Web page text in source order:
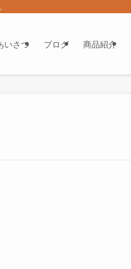
いさつ ブログ 商品紹介